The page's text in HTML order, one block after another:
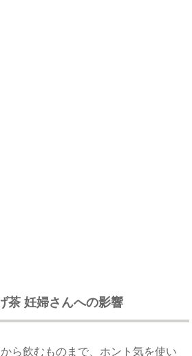
茶 妊婦さんへの影響
ら飲むものまで、ホント気を使い